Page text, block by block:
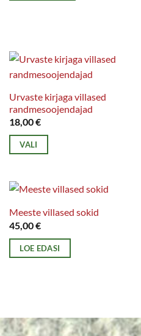
Urvaste kirjaga villased
randmesoojendajad
18,00€
VALI
on
mitu
varianti.
Valikuid
saab
Meeste villased sokid
45,00€
LOE EDASI